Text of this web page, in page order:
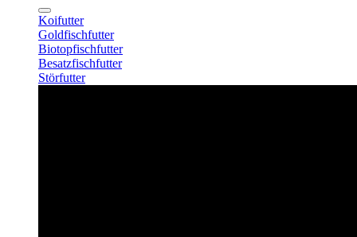
Koifutter
Goldfischfutter
Biotopfischfutter
Besatzfischfutter
Störfutter